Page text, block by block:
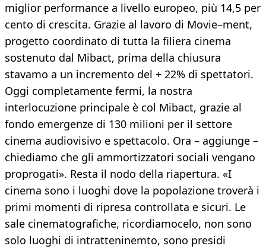
miglior performance a livello europeo, più 14,5 per
cento di crescita. Grazie al lavoro di Movie–ment,
progetto coordinato di tutta la filiera cinema
sostenuto dal Mibact, prima della chiusura
stavamo a un incremento del + 22% di spettatori.
Oggi completamente fermi, la nostra
interlocuzione principale è col Mibact, grazie al
fondo emergenze di 130 milioni per il settore
cinema audiovisivo e spettacolo. Ora – aggiunge –
chiediamo che gli ammortizzatori sociali vengano
proprogati». Resta il nodo della riapertura. «I
cinema sono i luoghi dove la popolazione troverà i
primi momenti di ripresa controllata e sicuri. Le
sale cinematografiche, ricordiamocelo, non sono
solo luoghi di intratteninemto, sono presidi